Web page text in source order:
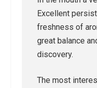
Excellent
freshness of
great balance
discovery.
The most